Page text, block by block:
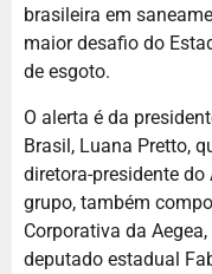
brasileira em
maior desafio do
de esgoto.
O alerta é da
Brasil, Luana Pretto,
diretora-presidente do
grupo, também
Corporativa da
deputado estadual